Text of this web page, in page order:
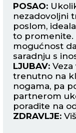
POSAO:
nezadovoljni
poslom,
to promenite.
mogućnost
saradnju s
LJUBAV: Veza
trenutno na
nogama, pa
partnerom
poradite na
ZDRAVLJE: